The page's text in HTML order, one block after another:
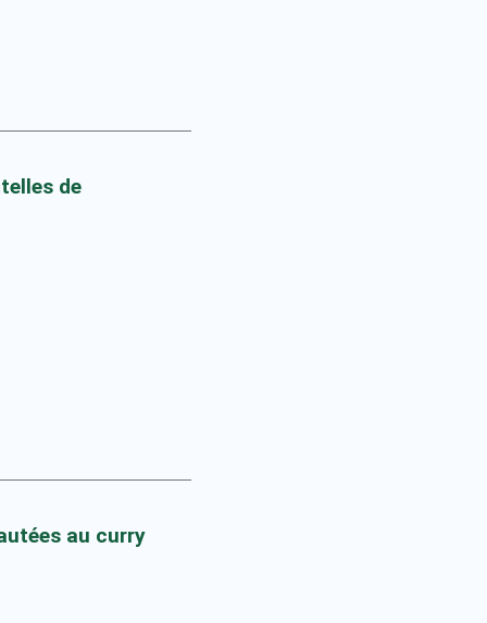
de
au curry